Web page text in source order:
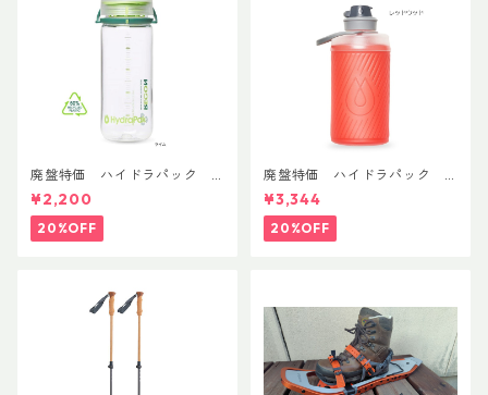
廃盤特価 ハイドラパック
リーコン ツイスト＆シップ 50
0ml
¥2,200
20%OFF
廃盤特価 ハイドラパック
フラックス 750ml
¥3,344
20%OFF